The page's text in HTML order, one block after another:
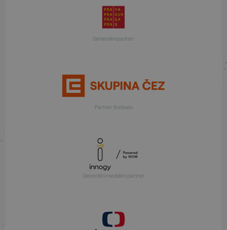
Generální partner
Partner festivalu
Generální mediální partner